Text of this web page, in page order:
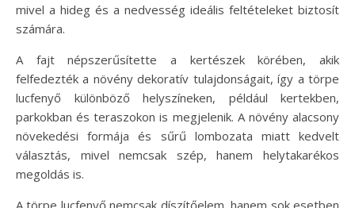
mivel a hideg és a nedvesség ideális feltételeket biztosít
számára.
A fajt népszerűsítette a kertészek körében, akik
felfedezték a növény dekoratív tulajdonságait, így a törpe
lucfenyő különböző helyszíneken, például kertekben,
parkokban és teraszokon is megjelenik. A növény alacsony
növekedési formája és sűrű lombozata miatt kedvelt
választás, mivel nemcsak szép, hanem helytakarékos
megoldás is.
A törpe lucfenyő nemcsak díszítőelem, hanem sok esetben